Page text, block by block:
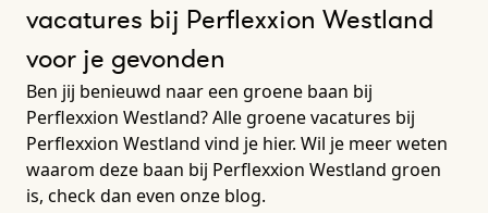
vacatures bij Perflexxion Westland
voor je gevonden
Ben jij benieuwd naar een groene baan bij
Perflexxion Westland? Alle groene vacatures bij
Perflexxion Westland vind je hier. Wil je meer weten
waarom deze baan bij Perflexxion Westland groen
is, check dan even onze blog.